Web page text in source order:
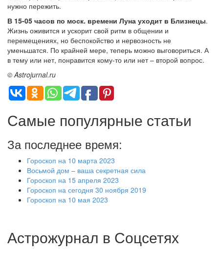
нужно пережить.
В 15-05 часов по моск. времени Луна уходит в Близнецы.
Жизнь оживится и ускорит свой ритм в общении и
перемещениях, но беспокойство и нервозность не
уменьшатся. По крайней мере, теперь можно выговориться. А
в тему или нет, понравится кому-то или нет – второй вопрос.
© Astrojurnal.ru
Самые популярные статьи
За последнее время:
Гороскоп на 10 марта 2023
Восьмой дом – ваша секретная сила
Гороскоп на 15 апреля 2023
Гороскоп на сегодня 30 ноября 2019
Гороскоп на 10 мая 2023
Астрожурнал в Соцсетях